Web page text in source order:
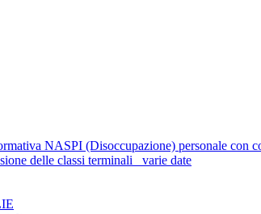
NASPI (Disoccupazione) personale con
delle classi terminali_ varie date